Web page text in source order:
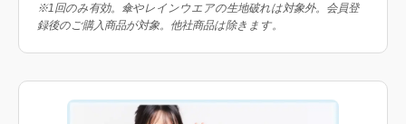
※1回のみ有効。傘やレインウエアの生地破れは対象外。会員登
録後のご購入商品が対象。他社商品は除きます。